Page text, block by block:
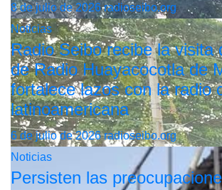
8 de julio de 2026radioseibo.org
Noticias
Radio Seibo recibe la visita
de Radio Huayacocotla de
fortalece lazos con la radio
latinoamericana
6 de julio de 2026radioseibo.org
Noticias
Persisten las